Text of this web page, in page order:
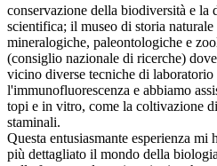
conservazione della biodiversità e la
scientifica; il museo di storia
mineralogiche, paleontologiche e
(consiglio nazionale di ricerche) dove
vicino diverse tecniche di laboratorio
l'immunofluorescenza e abbiamo
topi e in vitro, come la coltivazione
staminali.
Questa entusiasmante esperienza mi
più dettagliato il mondo della